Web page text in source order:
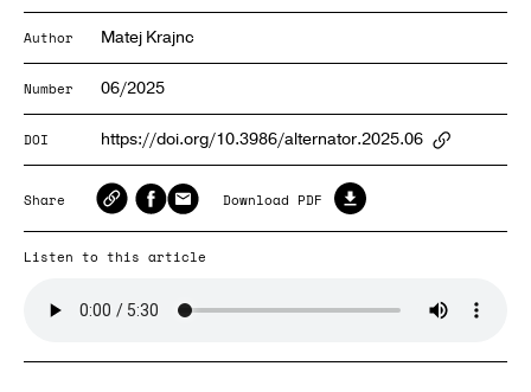
Author Matej Krajnc
Number 06/2025
DOI https://doi.org/10.3986/alternator.2025.06
Share Download PDF
Listen to this article